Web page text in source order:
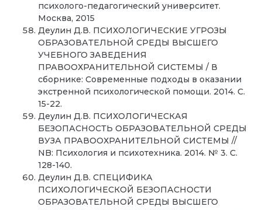
психолого-педагогический университет.
Москва, 2015
Деулин Д.В. ПСИХОЛОГИЧЕСКИЕ УГРОЗЫ
ОБРАЗОВАТЕЛЬНОЙ СРЕДЫ ВЫСШЕГО
УЧЕБНОГО ЗАВЕДЕНИЯ
ПРАВООХРАНИТЕЛЬНОЙ СИСТЕМЫ / В
сборнике: Современные подходы в оказании
экстренной психологической помощи. 2014. С.
15-22.
Деулин Д.В. ПСИХОЛОГИЧЕСКАЯ
БЕЗОПАСНОСТЬ ОБРАЗОВАТЕЛЬНОЙ СРЕДЫ
ВУЗА ПРАВООХРАНИТЕЛЬНОЙ СИСТЕМЫ //
NB: Психология и психотехника. 2014. № 3. С.
128-140.
Деулин Д.В. СПЕЦИФИКА
ПСИХОЛОГИЧЕСКОЙ БЕЗОПАСНОСТИ
ОБРАЗОВАТЕЛЬНОЙ СРЕДЫ ВЫСШЕГО